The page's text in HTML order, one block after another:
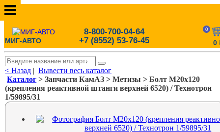
МИГ-АВТО
8-800-700-04-64
+7 (8552) 53-76-45
0
0
< Назад |Вывести весь каталог
Каталог > Запчасти КамАЗ > Метизы > Болт М20х120
(крепления реактивной штанги верхней 6520) / Технотрон
1/59895/31